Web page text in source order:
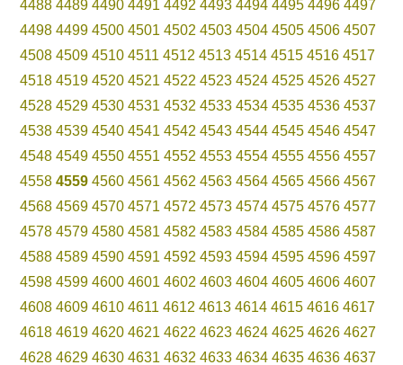
4488 4489 4490 4491 4492 4493 4494 4495 4496 4497
4498 4499 4500 4501 4502 4503 4504 4505 4506 4507
4508 4509 4510 4511 4512 4513 4514 4515 4516 4517
4518 4519 4520 4521 4522 4523 4524 4525 4526 4527
4528 4529 4530 4531 4532 4533 4534 4535 4536 4537
4538 4539 4540 4541 4542 4543 4544 4545 4546 4547
4548 4549 4550 4551 4552 4553 4554 4555 4556 4557
4558 4559 4560 4561 4562 4563 4564 4565 4566 4567
4568 4569 4570 4571 4572 4573 4574 4575 4576 4577
4578 4579 4580 4581 4582 4583 4584 4585 4586 4587
4588 4589 4590 4591 4592 4593 4594 4595 4596 4597
4598 4599 4600 4601 4602 4603 4604 4605 4606 4607
4608 4609 4610 4611 4612 4613 4614 4615 4616 4617
4618 4619 4620 4621 4622 4623 4624 4625 4626 4627
4628 4629 4630 4631 4632 4633 4634 4635 4636 4637